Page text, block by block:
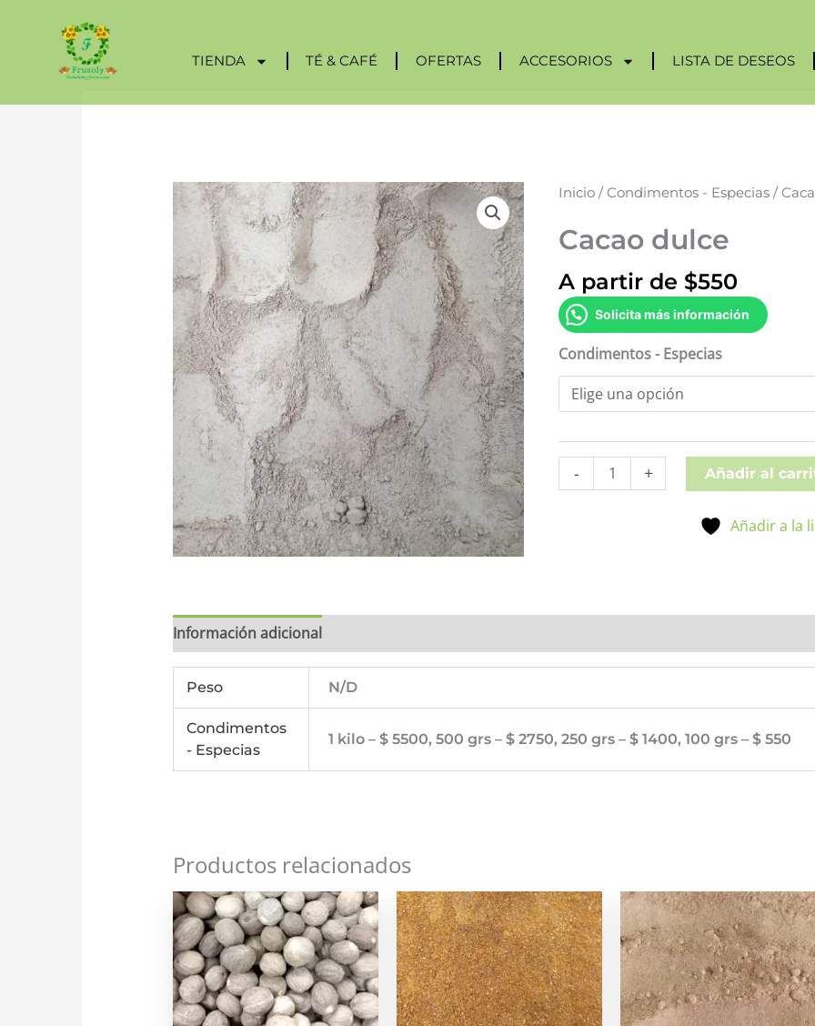
contenido
TIENDA TÉ & CAFÉ OFERTAS ACCESORIOS LISTA DE DESEOS
Inicio /Condimentos - Especias /
Cacao dulce
A partir de $550
Solicita más información
Condimentos - Especias
-
Cacao
cantidad
+ Añadir al
Añadir a la
Información adicional
Peso N/D
Condimentos
- Especias
1 kilo – $ 5500, 500 grs – $ 2750, 250 grs – $ 1400, 100 grs – $ 550
Productos relacionados
Este
producto
tiene
múltiples
variantes.
Las
Este
producto
tiene
múltiples
variantes.
Las